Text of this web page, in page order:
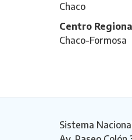
Chaco
Centro Regional
Chaco-Formosa
Sistema